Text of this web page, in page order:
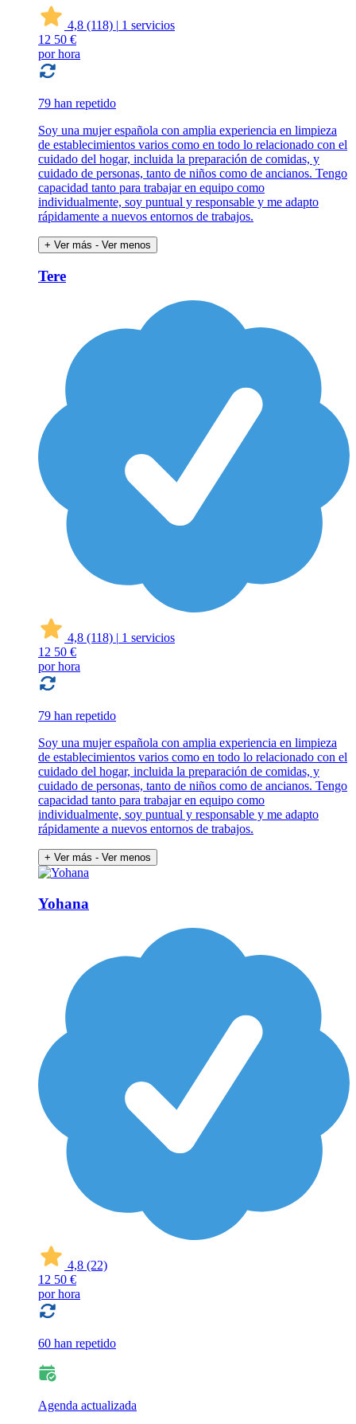
4,8 (118) | 1 servicios
12 50 €
por hora
79 han repetido
Soy una mujer española con amplia experiencia en limpieza
de establecimientos varios como en todo lo relacionado con el
cuidado del hogar, incluida la preparación de comidas, y
cuidado de personas, tanto de niños como de ancianos. Tengo
capacidad tanto para trabajar en equipo como
individualmente, soy puntual y responsable y me adapto
rápidamente a nuevos entornos de trabajos.
+ Ver más - Ver menos
Tere
4,8 (118) | 1 servicios
12 50 €
por hora
79 han repetido
Soy una mujer española con amplia experiencia en limpieza
de establecimientos varios como en todo lo relacionado con el
cuidado del hogar, incluida la preparación de comidas, y
cuidado de personas, tanto de niños como de ancianos. Tengo
capacidad tanto para trabajar en equipo como
individualmente, soy puntual y responsable y me adapto
rápidamente a nuevos entornos de trabajos.
+ Ver más - Ver menos
Yohana
4,8 (22)
12 50 €
por hora
60 han repetido
Agenda actualizada